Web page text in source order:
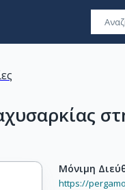
Μόνιμη
https://